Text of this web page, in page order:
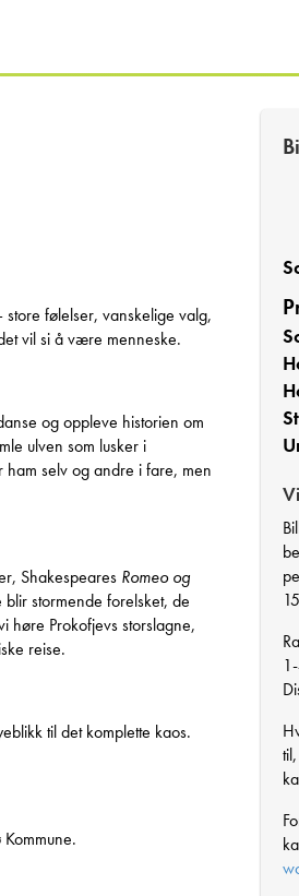
følelser, vanskelige valg,
vil si å være menneske.
og oppleve historien om
ulven som lusker i
selv og andre i fare, men
Shakespeares Romeo og
stormende forelsket, de
høre Prokofjevs storslagne,
reise.
til det komplette kaos.